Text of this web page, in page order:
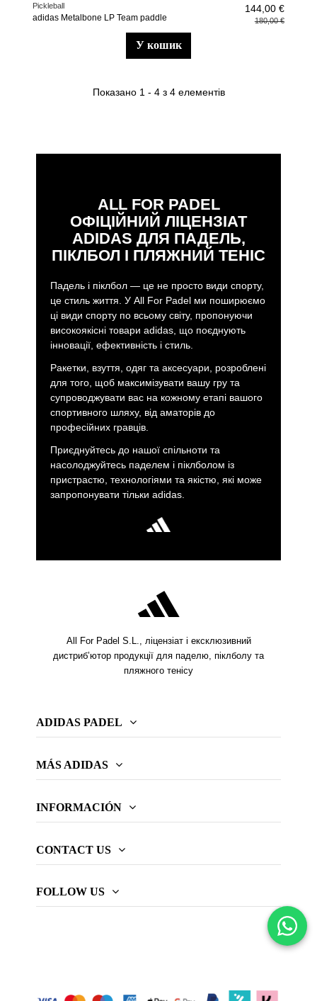
Pickleball
adidas Metalbone LP Team paddle
144,00 €
180,00 €
у кошик
Показано 1 - 4 з 4 елементів
ALL FOR PADEL
ОФІЦІЙНИЙ ЛІЦЕНЗІАТ
ADIDAS ДЛЯ ПАДЕЛЬ,
ПІКЛБОЛ І ПЛЯЖНИЙ ТЕНІС
Падель і піклбол — це не просто види спорту,
це стиль життя. У All For Padel ми поширюємо
ці види спорту по всьому світу, пропонуючи
високоякісні товари adidas, що поєднують
інновації, ефективність і стиль.
Ракетки, взуття, одяг та аксесуари, розроблені
для того, щоб максимізувати вашу гру та
супроводжувати вас на кожному етапі вашого
спортивного шляху, від аматорів до
професійних гравців.
Приєднуйтесь до нашої спільноти та
насолоджуйтесь паделем і піклболом із
пристрастю, технологіями та якістю, які може
запропонувати тільки adidas.
All For Padel S.L., ліцензіат і ексклюзивний
дистриб’ютор продукції для паделю, піклболу та
пляжного тенісу
ADIDAS PADEL
MÁS ADIDAS
INFORMACIÓN
CONTACT US
FOLLOW US